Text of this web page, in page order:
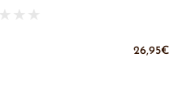
★ ★ ★
26,95€